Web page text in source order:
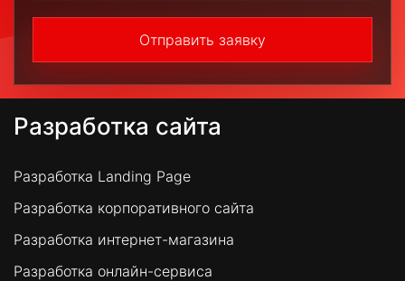
Отправить заявку
Разработка сайта
Разработка Landing Page
Разработка корпоративного сайта
Разработка интернет-магазина
Разработка онлайн-сервиса